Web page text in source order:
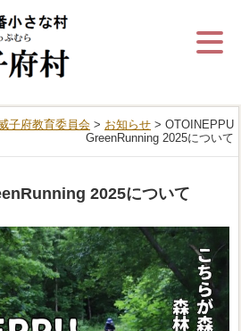
子府教育委員会 > お知らせ > OTOINEPPU
GreenRunning 2025について
2025について